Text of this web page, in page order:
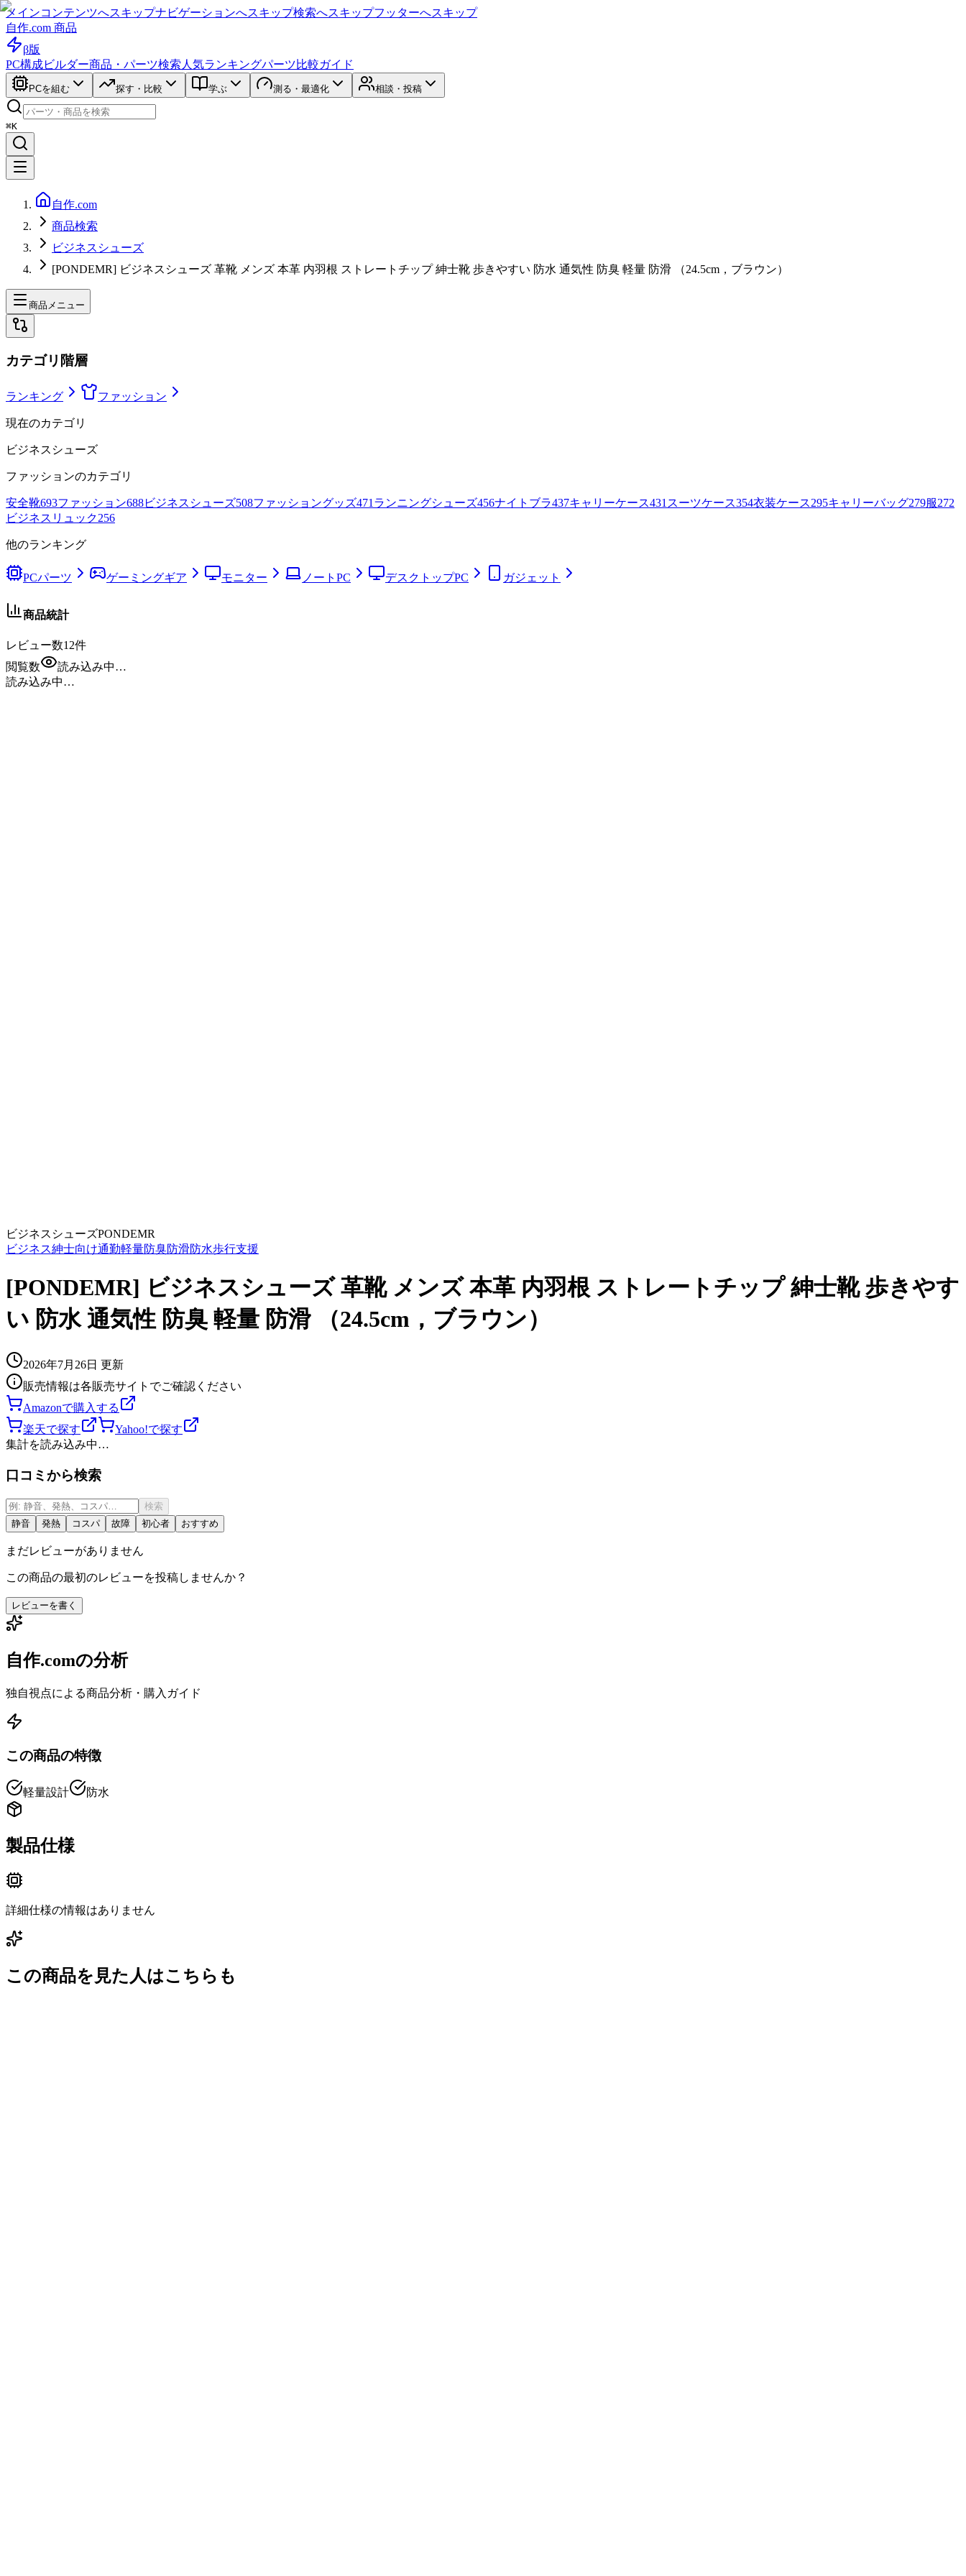
メインコンテンツへスキップナビゲーションへスキップ検索へスキップフッターへスキップ
自作.com 商品
β版
PC構成ビルダー商品・パーツ検索 人気ランキングパーツ比較ガイド
PCを組む 探す・比較 学ぶ 測る・最適化 相談・投稿
⌘K
自作.com
商品検索
ビジネスシューズ
[PONDEMR] ビジネスシューズ 革靴 メンズ 本革 内羽根 ストレートチップ 紳士靴 歩きやすい 防水 通気性 防臭 軽量 防滑 （24.5cm，ブラウン）
商品メニュー
カテゴリ階層
ランキング ファッション
現在のカテゴリ
ビジネスシューズ
ファッションのカテゴリ
安全靴693ファッション688ビジネスシューズ508ファッショングッズ471ランニングシューズ456ナイトブラ437キャリーケース431スーツケース354衣装ケース295キャリーバッグ279服272
ビジネスリュック256
他のランキング
PCパーツ ゲーミングギア モニター ノートPC デスクトップPC ガジェット
商品統計
レビュー数12件
閲覧数
読み込み中…
読み込み中…
ビジネスシューズPONDEMR
ビジネス紳士向け通勤軽量防臭防滑防水歩行支援
[PONDEMR] ビジネスシューズ 革靴 メンズ 本革 内羽根 ストレートチップ 紳士靴 歩きやす
い 防水 通気性 防臭 軽量 防滑 （24.5cm，ブラウン）
2026年7月26日 更新
販売情報は各販売サイトでご確認ください
Amazonで購入する
楽天で探す
Yahoo!で探す
集計を読み込み中…
口コミから検索
検索
静音
発熱 コスパ 故障 初心者 おすすめ
まだレビューがありません
この商品の最初のレビューを投稿しませんか？
レビューを書く
自作.comの分析
独自視点による商品分析・購入ガイド
この商品の特徴
軽量設計 防水
製品仕様
詳細仕様の情報はありません
この商品を見た人はこちらも